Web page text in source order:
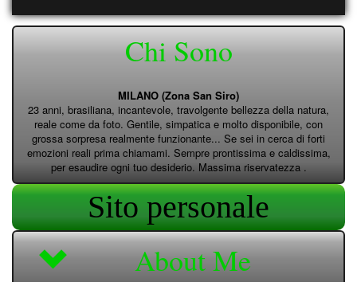
Chi Sono
MILANO (Zona San Siro)
23 anni, brasiliana, incantevole, travolgente bellezza della natura,
reale come da foto. Gentile, simpatica e molto disponibile, con
grossa sorpresa realmente funzionante... Se sei in cerca di forti
emozioni reali prima chiamami. Sempre prontissima e caldissima,
per esaudire ogni tuo desiderio. Massima riservatezza .
Sito personale
About Me